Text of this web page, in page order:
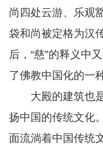
尚四处云游、乐观
袋和尚被定格为汉
后，“慈”的释义中
了佛教中国化的一
大殿的建筑也是
扬中国的传统文化
面流淌着中国传统